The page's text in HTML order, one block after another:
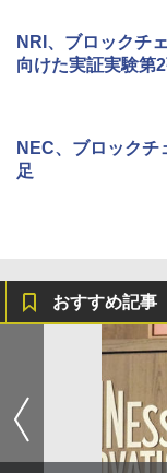
NRI、ブロックチ
向けた実証実験第
NEC、ブロックチ
足
おすすめ記事